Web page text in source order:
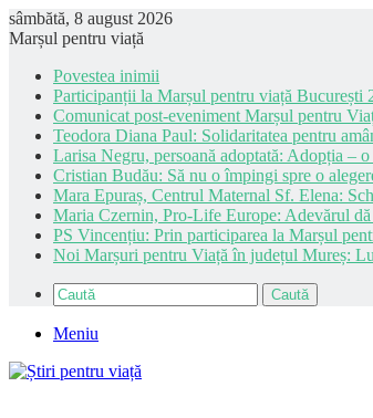
sâmbătă, 8 august 2026
Marșul pentru viață
Povestea inimii
Participanții la Marșul pentru viață București
Comunicat post-eveniment Marșul pentru
Teodora Diana Paul: Solidaritatea pentru
Larisa Negru, persoană adoptată: Adopția –
Cristian Budău: Să nu o împingi spre o
Mara Epuraș, Centrul Maternal Sf. Elena:
Maria Czernin, Pro-Life Europe: Adevărul
PS Vincențiu: Prin participarea la Marșul
Noi Marșuri pentru Viață în județul Mureș:
Caută
Meniu